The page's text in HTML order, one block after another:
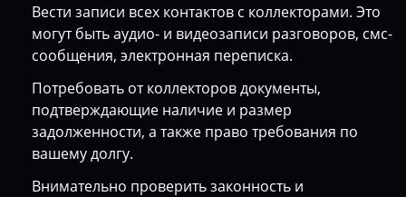
Вести записи всех контактов с коллекторами. Это
могут быть аудио- и видеозаписи разговоров, смс-
сообщения, электронная переписка.
Потребовать от коллекторов документы,
подтверждающие наличие и размер
задолженности, а также право требования по
вашему долгу.
Внимательно проверить законность и